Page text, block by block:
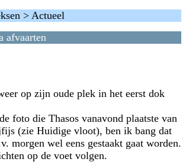
> Actueel
afvaarten
op zijn oude plek in het eerst dok
foto die Thasos vanavond plaatste van
(zie Huidige vloot), ben ik bang dat
morgen wel eens gestaakt gaat worden.
op de voet volgen.